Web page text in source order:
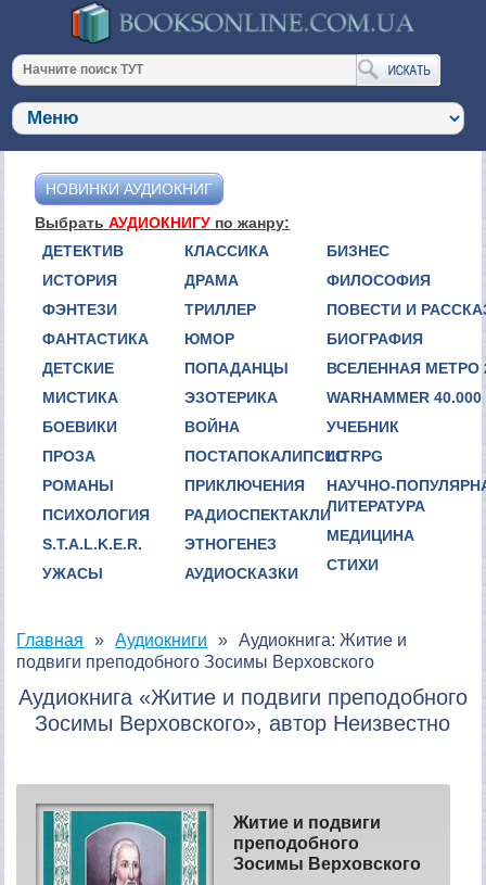
НОВИНКИ АУДИОКНИГ
ВыбратьАУДИОКНИГУ по жанру:
ДЕТЕКТИВ
ИСТОРИЯ
ФЭНТЕЗИ
ФАНТАСТИКА
ДЕТСКИЕ
МИСТИКА
БОЕВИКИ
ПРОЗА
РОМАНЫ
ПСИХОЛОГИЯ
S.T.A.L.K.E.R.
УЖАСЫ
КЛАССИКА
ДРАМА
ТРИЛЛЕР
ЮМОР
ПОПАДАНЦЫ
ЭЗОТЕРИКА
ВОЙНА
ПОСТАПОКАЛИПСИС
ПРИКЛЮЧЕНИЯ
РАДИОСПЕКТАКЛИ
ЭТНОГЕНЕЗ
АУДИОСКАЗКИ
БИЗНЕС
ФИЛОСОФИЯ
ПОВЕСТИ И
БИОГРАФИЯ
ВСЕЛЕННАЯ МЕТРО
WARHAMMER 40.000
УЧЕБНИК
LITRPG
НАУЧНО-
ЛИТЕРАТУРА
МЕДИЦИНА
СТИХИ
Главная Аудиокниги
Аудиокнига: Житие и
подвиги преподобного Зосимы Верховского
Аудиокнига «Житие и подвиги преподобного
Зосимы Верховского», автор Неизвестно
Житие и подвиги
преподобного
Зосимы Верховского